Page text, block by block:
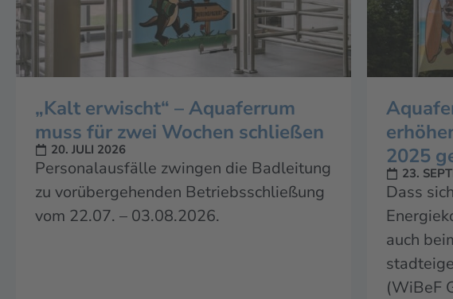
„Kalt erwischt“ – Aquaferrum
muss für zwei Wochen schließen
20. JULI 2026
Personalausfälle zwingen die Badleitung
zu vorübergehenden Betriebsschließung
vom 22.07. – 03.08.2026.
2025
23.
Dass
auch
(WiBeF